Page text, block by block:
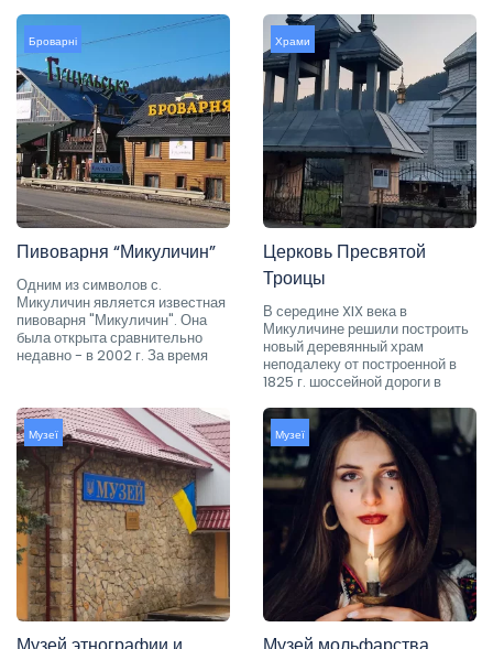
Броварні
Пивоварня “Микуличин”
Одним из символов с.
Микуличин является известная
пивоварня "Микуличин". Она
была открыта сравнительно
недавно - в 2002 г. За время
Храми
Церковь Пресвятой
Троицы
В середине XIX века в
Микуличине решили построить
новый деревянный храм
неподалеку от построенной в
1825 г. шоссейной дороги в
Музеї Музеї